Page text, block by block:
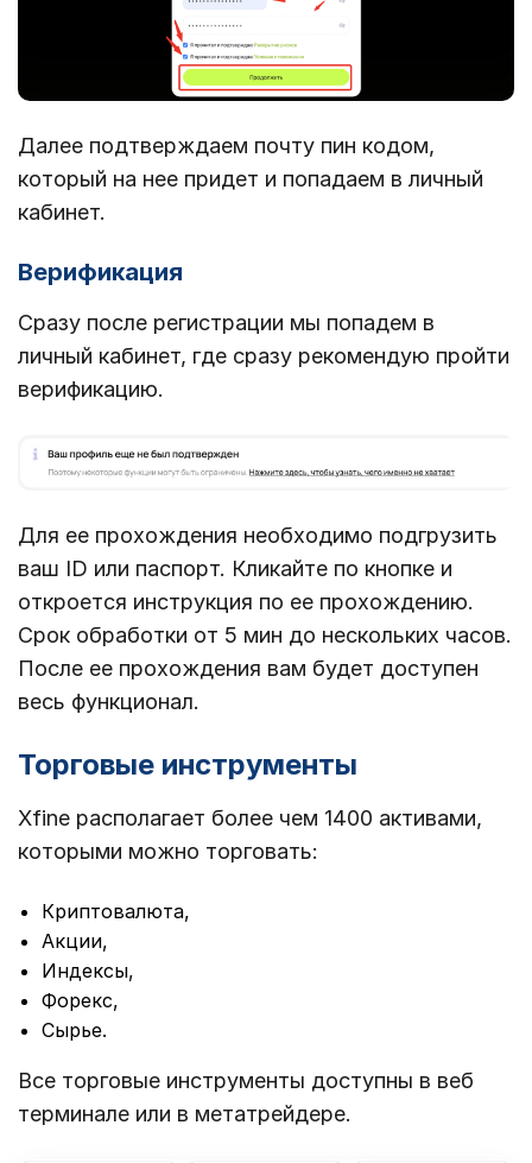
Далее подтверждаем почту пин кодом,
который на нее придет и попадаем в личный
кабинет.
Верификация
Сразу после регистрации мы попадем в
личный кабинет, где сразу рекомендую пройти
верификацию.
Для ее прохождения необходимо подгрузить
ваш ID или паспорт. Кликайте по кнопке и
откроется инструкция по ее прохождению.
Срок обработки от 5 мин до нескольких часов.
После ее прохождения вам будет доступен
весь функционал.
Торговые инструменты
Xfine располагает более чем 1400 активами,
которыми можно торговать:
Криптовалюта,
Акции,
Индексы,
Форекс,
Сырье.
Все торговые инструменты доступны в веб
терминале или в метатрейдере.